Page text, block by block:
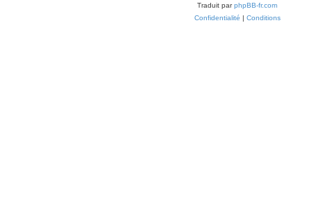
Traduit parphpBB-fr.com
Confidentialité | Conditions